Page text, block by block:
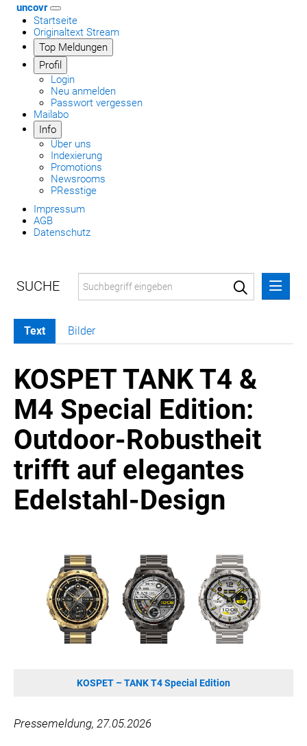
uncovr
Startseite
Originaltext Stream
Top Meldungen
Profil
Login
Neu anmelden
Passwort vergessen
Mailabo
Info
Über uns
Indexierung
Promotions
Newsrooms
PResstige
Impressum
AGB
Datenschutz
MELDUNGEN
SWORDFISH
AURA
AWOL VISION
BESTATTUNG HIMMELBLAU
CARRERA
EORA
META COMMUNICATION
SONOS DE
K5 FACTORY
Text Bilder
KOSPET TANK T4 &
M4 Special Edition:
Outdoor-Robustheit
trifft auf elegantes
Edelstahl-Design
KOSPET – TANK T4 Special Edition
Pressemeldung, 27.05.2026